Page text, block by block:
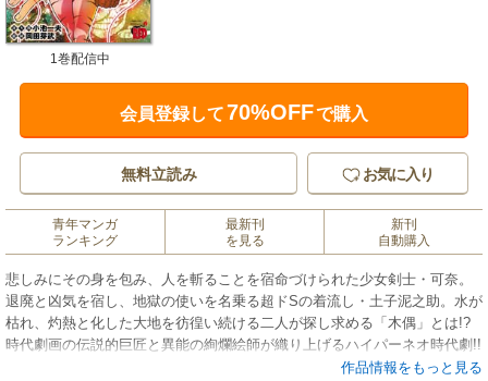
1巻配信中
会員登録して70%OFFで購入
無料立読み お気に入り
青年マンガ
ランキング
最新刊
を見る
新刊
自動購入
悲しみにその身を包み、人を斬ることを宿命づけられた少女剣士・可奈。
退廃と凶気を宿し、地獄の使いを名乗る超ドSの着流し・土子泥之助。水が
枯れ、灼熱と化した大地を彷徨い続ける二人が探し求める「木偶」とは!?
時代劇画の伝説的巨匠と異能の絢爛絵師が織り上げるハイパーネオ時代劇!!
作品情報をもっと見る